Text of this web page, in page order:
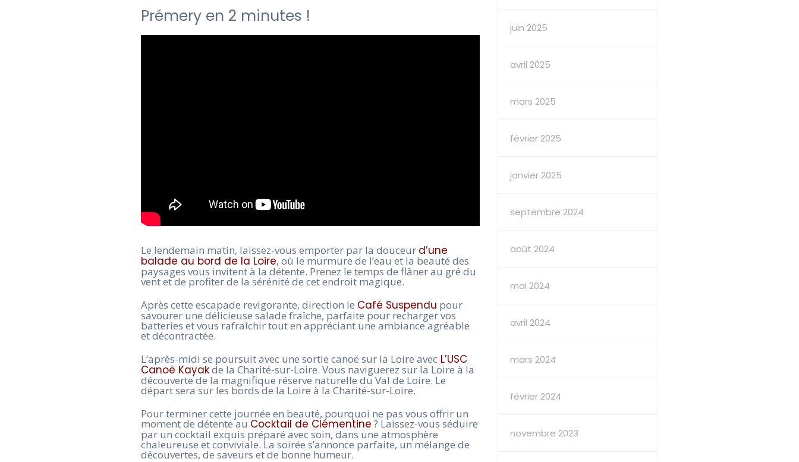
Prémery en 2 minutes !
Le lendemain matin, laissez-vous emporter par la douceur d’une
balade au bord de la Loire, où le murmure de l’eau et la beauté des
paysages vous invitent à la détente. Prenez le temps de flâner au gré du
vent et de profiter de la sérénité de cet endroit magique.
Après cette escapade revigorante, direction le Café Suspendu pour
savourer une délicieuse salade fraîche, parfaite pour recharger vos
batteries et vous rafraîchir tout en appréciant une ambiance agréable
et décontractée.
L’après-midi se poursuit avec une sortie canoë sur la Loire avec L’USC
Canoë Kayakde la Charité-sur-Loire. Vous naviguerez sur la Loire à la
découverte de la magnifique réserve naturelle du Val de Loire. Le
départ sera sur les bords de la Loire à la Charité-sur-Loire.
Pour terminer cette journée en beauté, pourquoi ne pas vous offrir un
moment de détente au Cocktail de Clémentine ? Laissez-vous séduire
par un cocktail exquis préparé avec soin, dans une atmosphère
chaleureuse et conviviale. La soirée s’annonce parfaite, un mélange de
découvertes, de saveurs et de bonne humeur.
juin 2025
avril 2025
mars 2025
février 2025
janvier 2025
septembre 2024
août 2024
mai 2024
avril 2024
mars 2024
février 2024
novembre 2023